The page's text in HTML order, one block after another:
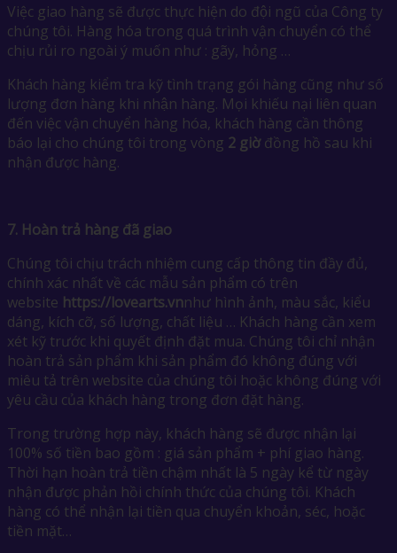
Việc giao hàng sẽ được thực hiện do đội ngũ của Công ty
chúng tôi. Hàng hóa trong quá trình vận chuyển có thể
chịu rủi ro ngoài ý muốn như : gãy, hỏng …
Khách hàng kiểm tra kỹ tình trạng gói hàng cũng như số
lượng đơn hàng khi nhận hàng. Mọi khiếu nại liên quan
đến việc vận chuyển hàng hóa, khách hàng cần thông
báo lại cho chúng tôi trong vòng 2 giờđồng hồ sau khi
nhận được hàng.
7. Hoàn trả hàng đã giao
Chúng tôi chịu trách nhiệm cung cấp thông tin đầy đủ,
chính xác nhất về các mẫu sản phẩm có trên
website https://lovearts.vnnhư hình ảnh, màu sắc, kiểu
dáng, kích cỡ, số lượng, chất liệu … Khách hàng cần xem
xét kỹ trước khi quyết định đặt mua. Chúng tôi chỉ nhận
hoàn trả sản phẩm khi sản phẩm đó không đúng với
miêu tả trên website của chúng tôi hoặc không đúng với
yêu cầu của khách hàng trong đơn đặt hàng.
Trong trường hợp này, khách hàng sẽ được nhận lại
100% số tiền bao gồm : giá sản phẩm + phí giao hàng.
Thời hạn hoàn trả tiền chậm nhất là 5 ngày kể từ ngày
nhận được phản hồi chính thức của chúng tôi. Khách
hàng có thể nhận lại tiền qua chuyển khoản, séc, hoặc
tiền mặt…